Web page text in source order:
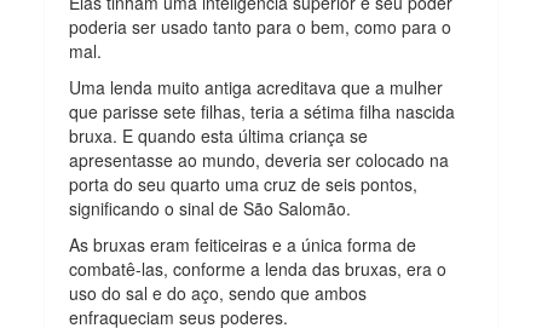
poderia ser usado tanto para o bem, como para o
mal.
Uma lenda muito antiga acreditava que a mulher
que parisse sete filhas, teria a sétima filha nascida
bruxa. E quando esta última criança se
apresentasse ao mundo, deveria ser colocado na
porta do seu quarto uma cruz de seis pontos,
significando o sinal de São Salomão.
As bruxas eram feiticeiras e a única forma de
combatê-las, conforme a lenda das bruxas, era o
uso do sal e do aço, sendo que ambos
enfraqueciam seus poderes.